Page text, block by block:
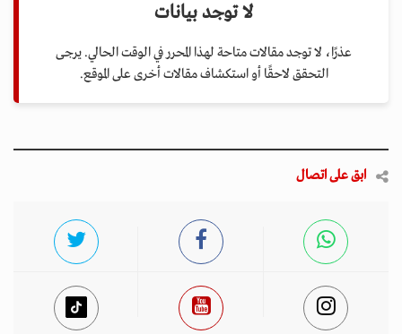
لا توجد بيانات
عذرًا، لا توجد مقالات متاحة لهذا المحرر في الوقت الحالي. يرجى
التحقق لاحقًا أو استكشاف مقالات أخرى على الموقع.
ابق على اتصال